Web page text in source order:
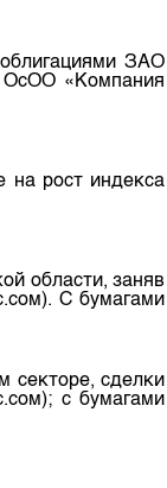
ЗАО
ОсОО «Компания
на рост индекса
области, заняв
С бумагами
секторе, сделки
с бумагами